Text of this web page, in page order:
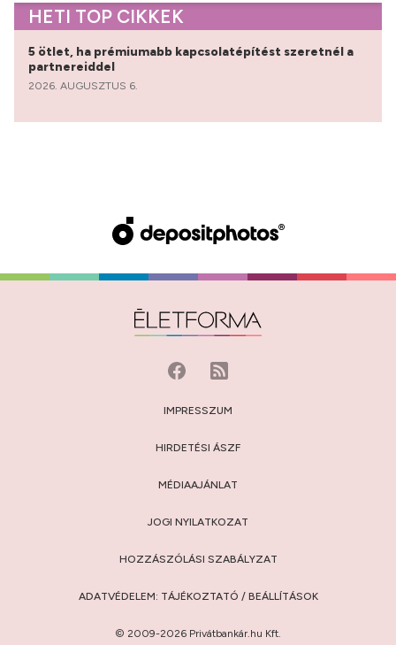
HETI TOP CIKKEK
5 ötlet, ha prémiumabb kapcsolatépítést szeretnél a
partnereiddel
2026. AUGUSZTUS 6.
IMPRESSZUM
HIRDETÉSI ÁSZF
MÉDIAAJÁNLAT
JOGI NYILATKOZAT
HOZZÁSZÓLÁSI SZABÁLYZAT
ADATVÉDELEM: TÁJÉKOZTATÓ / BEÁLLÍTÁSOK
© 2009-2026 Privátbankár.hu Kft.